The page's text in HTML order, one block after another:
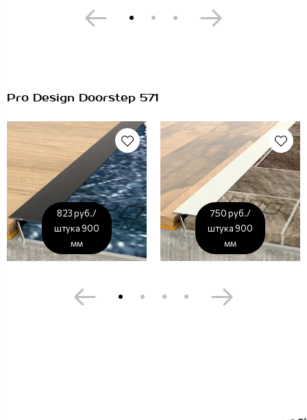
Pro Design Doorstep 571
823 руб./
штука 900
мм
750 руб./
штука 900
мм